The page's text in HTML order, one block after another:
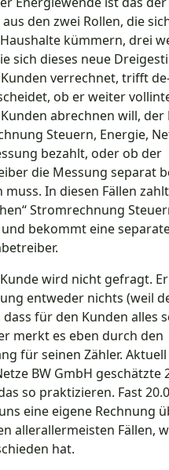
den zwei Rollen, die
kümmern, drei
sich dieses neue
verrechnet, trifft
ob er weiter
abrechnen will, der
Steuern, Energie,
bezahlt, oder ob der
die Messung separat
muss. In diesen Fällen
Stromrechnung
bekommt eine
wird nicht gefragt.
entweder nichts (weil
für den Kunden alles
merkt es eben durch den
für seinen Zähler.
BW GmbH geschätzte
so praktizieren. Fast
eine eigene Rechnung
allerallermeisten Fällen,
hat.